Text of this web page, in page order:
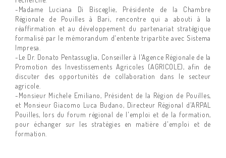
-Madame Luciana Di Bisceglie, Présidente de la Chambre
Régionale de Pouilles à Bari, rencontre qui a abouti à la
réaffirmation et au développement du partenariat stratégique
formalisé par le mémorandum d'entente tripartite avec Sistema
Impresa.
-Le Dr. Donato Pentassuglia, Conseiller à l'Agence Régionale de la
Promotion des Investissements Agricoles (AGRICOLE), afin de
discuter des opportunités de collaboration dans le secteur
agricole.
-Monsieur Michele Emiliano, Président de la Région de Pouilles,
et Monsieur Giacomo Luca Budano, Directeur Régional d'ARPAL
Pouilles, lors du forum régional de l'emploi et de la formation,
pour échanger sur les stratégies en matière d'emploi et de
formation.